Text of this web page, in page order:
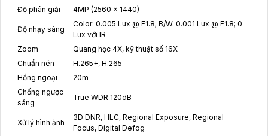
Độ phân giải 4MP (2560 × 1440)
Độ nhạy sáng
Color: 0.005 Lux @ F1.8; B/W: 0.001 Lux @ F1.8; 0
Lux với IR
Zoom
Quang học 4X, kỹ thuật số 16X
Chuẩn nén
H.265+, H.265
Hồng ngoại
20m
Chống ngược
sáng
True WDR 120dB
Xử lý hình ảnh
3D DNR, HLC, Regional Exposure, Regional
Focus, Digital Defog